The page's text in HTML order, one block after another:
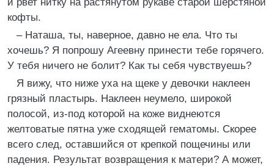
кофты.
– Наташа, ты, наверное, давно не ела. Что ты
хочешь? Я попрошу Агеевну принести тебе горячего.
У тебя ничего не болит? Как ты себя чувствуешь?
Я вижу, что ниже уха на щеке у девочки наклеен
грязный пластырь. Наклеен неумело, широкой
полосой, из-под которой на коже виднеются
желтоватые пятна уже сходящей гематомы. Скорее
всего след, оставшийся от крепкой пощечины или
падения. Результат возвращения к матери? А может,